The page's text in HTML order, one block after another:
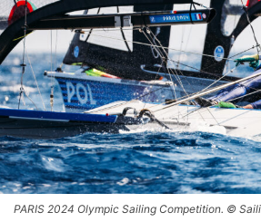
PARIS 2024 Olympic Sailing Competition. ©